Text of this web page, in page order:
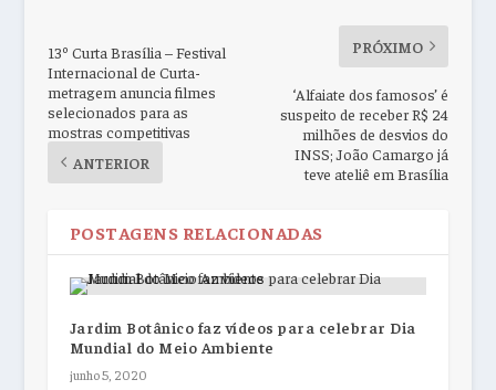
13º Curta Brasília – Festival
Internacional de Curta-
metragem anuncia filmes
selecionados para as
mostras competitivas
ANTERIOR
PRÓXIMO
‘Alfaiate dos famosos’ é
suspeito de receber R$ 24
milhões de desvios do
INSS; João Camargo já
teve ateliê em Brasília
POSTAGENS RELACIONADAS
Jardim Botânico faz vídeos para celebrar Dia
Mundial do Meio Ambiente
junho 5, 2020